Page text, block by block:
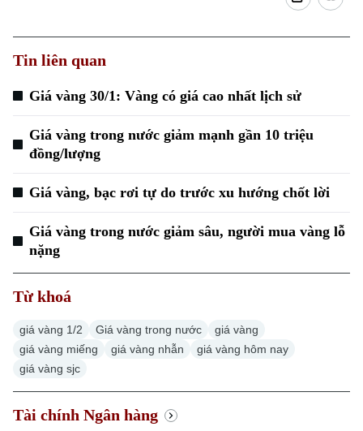
Tin liên quan
Giá vàng 30/1: Vàng có giá cao nhất lịch sử
Giá vàng trong nước giảm mạnh gần 10 triệu
đồng/lượng
Giá vàng, bạc rơi tự do trước xu hướng chốt lời
Giá vàng trong nước giảm sâu, người mua vàng lỗ
nặng
Từ khoá
giá vàng 1/2 Giá vàng trong nước
giá vàng
giá vàng miếng
giá vàng nhẫn
giá vàng hôm nay
giá vàng sjc
Tài chính Ngân hàng